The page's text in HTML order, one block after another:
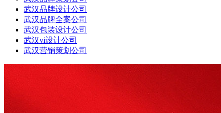
武汉品牌设计公司
武汉品牌全案公司
武汉包装设计公司
武汉vi设计公司
武汉营销策划公司